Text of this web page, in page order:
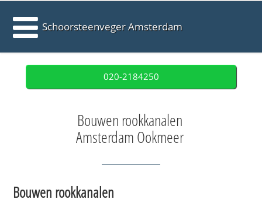
Schoorsteenveger Amsterdam
020-2184250
Bouwen rookkanalen
Amsterdam Ookmeer
Bouwen rookkanalen